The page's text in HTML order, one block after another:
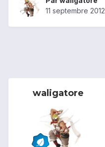
11 septembre 2012
waligatore